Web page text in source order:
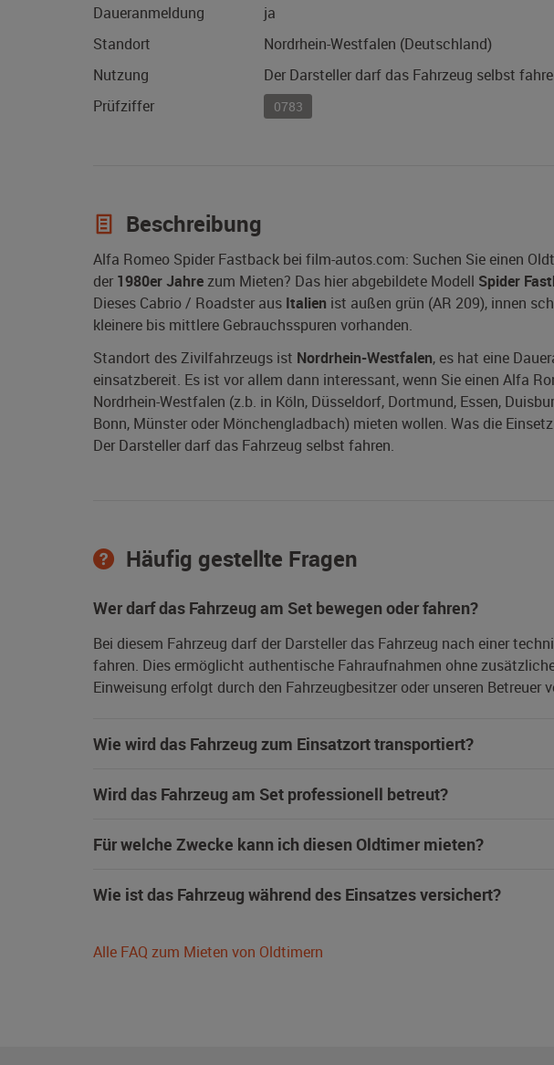
Daueranmeldung
ja
Standort
Nordrhein-Westfalen (Deutschland)
Nutzung
Der Darsteller darf das Fahrzeug selbst
Prüfziffer
0783
Beschreibung
Alfa Romeo Spider Fastback bei film-autos.com: Suchen Sie einen
der 1980er Jahrezum Mieten? Das hier abgebildete Modell Spider
Dieses Cabrio / Roadster aus Italien ist außen grün (AR 209), innen
kleinere bis mittlere Gebrauchsspuren vorhanden.
Standort des Zivilfahrzeugs ist Nordrhein-Westfalen, es hat eine
einsatzbereit. Es ist vor allem dann interessant, wenn Sie einen Alfa
Nordrhein-Westfalen (z.b. in Köln, Düsseldorf, Dortmund, Essen,
Bonn, Münster oder Mönchengladbach) mieten wollen. Was die
Der Darsteller darf das Fahrzeug selbst fahren.
Häufig gestellte Fragen
Wer darf das Fahrzeug am Set bewegen oder fahren?
Bei diesem Fahrzeug darf der Darsteller das Fahrzeug nach einer
fahren. Dies ermöglicht authentische Fahraufnahmen ohne
Einweisung erfolgt durch den Fahrzeugbesitzer oder unseren Betreuer
Wie wird das Fahrzeug zum Einsatzort transportiert?
Wird das Fahrzeug am Set professionell betreut?
Für welche Zwecke kann ich diesen Oldtimer mieten?
Wie ist das Fahrzeug während des Einsatzes versichert?
Alle FAQ zum Mieten von Oldtimern